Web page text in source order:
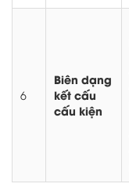
6
Biên dạng
kết cấu
cấu kiện